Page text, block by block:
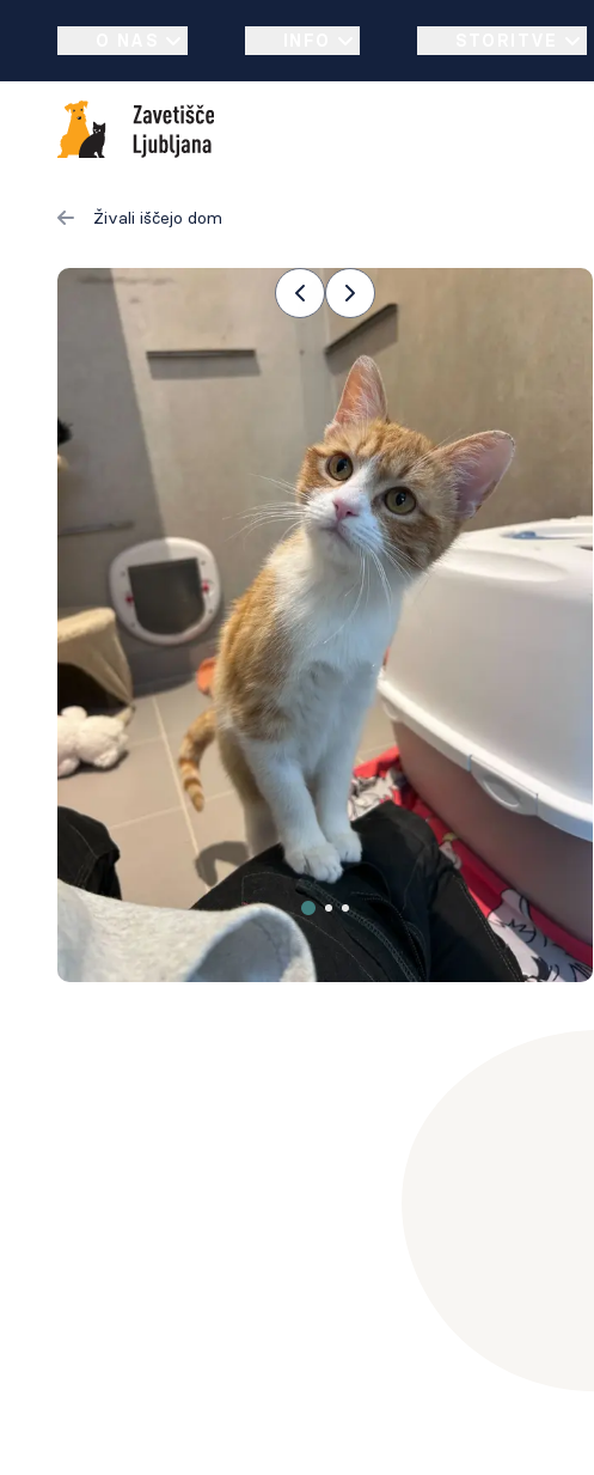
Živali iščejo dom